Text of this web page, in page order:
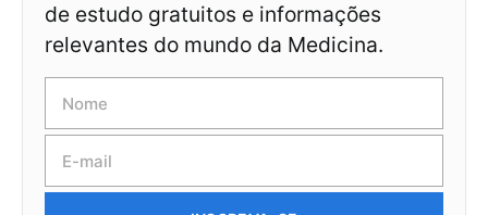
de estudo gratuitos e informações
relevantes do mundo da Medicina.